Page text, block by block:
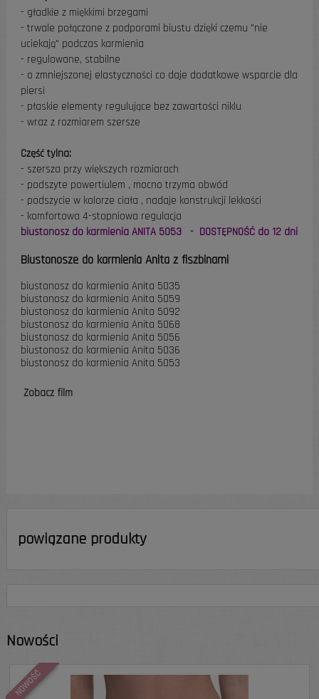
- gładkie z miękkimi brzegami
- trwale połączone z podporami biustu dzięki czemu "nie
uciekają" podczas karmienia
- regulowane, stabilne
- o zmniejszonej elastyczności co daje dodatkowe wsparcie dla
piersi
- płaskie elementy regulujące bez zawartości niklu
- wraz z rozmiarem szersze
Część tylna:
- szersza przy większych rozmiarach
- podszyte powertiulem , mocno trzyma obwód
- podszycie w kolorze ciała , nadaje konstrukcji lekkości
- komfortowa 4-stopniowa regulacja
biustonosz do karmienia ANITA 5053 - DOSTĘPNOŚĆ do 12 dni
Biustonosze do karmienia Anita z fiszbinami
biustonosz do karmienia Anita 5035
biustonosz do karmienia Anita 5059
biustonosz do karmienia Anita 5092
biustonosz do karmienia Anita 5068
biustonosz do karmienia Anita 5056
biustonosz do karmienia Anita 5036
biustonosz do karmienia Anita 5053
Zobacz film
powiązane produkty
Nowości
NOWOŚĆ